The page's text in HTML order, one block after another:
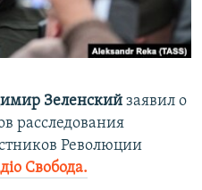
Зеленский заявил о
расследования
Революции
Свобода.